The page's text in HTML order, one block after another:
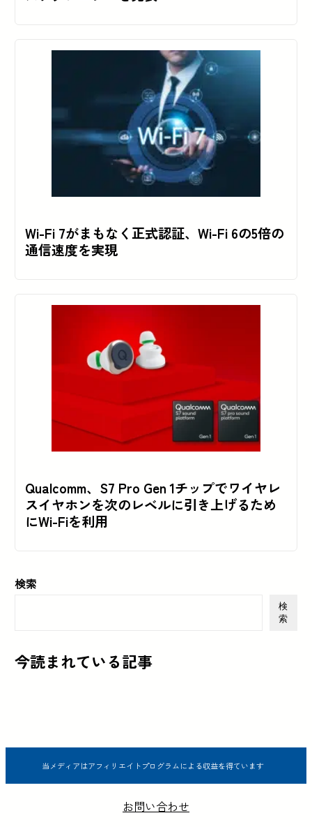
Wi-Fi 7がまもなく正式認証、Wi-Fi 6の5倍の
通信速度を実現
Qualcomm、S7 Pro Gen 1チップでワイヤレ
スイヤホンを次のレベルに引き上げるため
にWi-Fiを利用
検索
検
索
今読まれている記事
当メディアはアフィリエイトプログラムによる収益を得ています
お問い合わせ